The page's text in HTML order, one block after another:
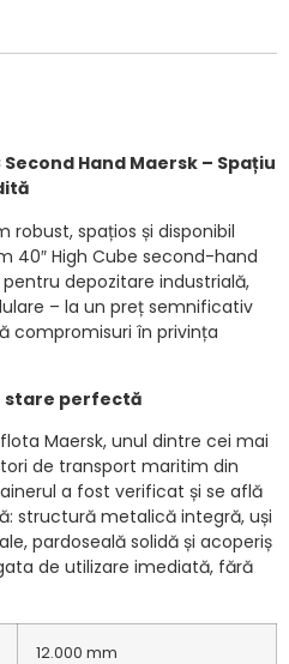
Hand Maersk – Spațiu
spațios și disponibil
40″ High Cube second-hand
depozitare industrială,
– la un preț semnificativ
compromisuri în privința
stare perfectă
Maersk, unul dintre cei mai
de transport maritim din
a fost verificat și se află
structură metalică integră, uși
pardoseală solidă și acoperiș
de utilizare imediată, fără
12.000 mm